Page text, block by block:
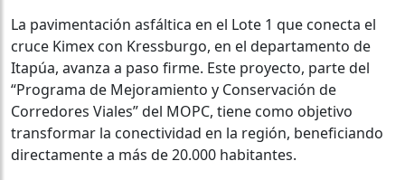
La pavimentación asfáltica en el Lote 1 que conecta el
cruce Kimex con Kressburgo, en el departamento de
Itapúa, avanza a paso firme. Este proyecto, parte del
“Programa de Mejoramiento y Conservación de
Corredores Viales” del MOPC, tiene como objetivo
transformar la conectividad en la región, beneficiando
directamente a más de 20.000 habitantes.